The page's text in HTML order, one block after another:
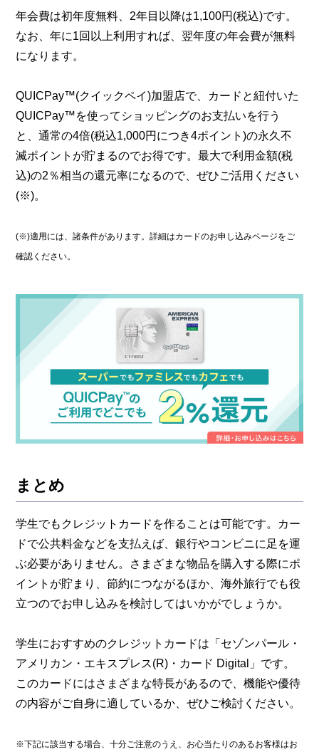
年会費は初年度無料、2年目以降は1,100円(税込)です。
なお、年に1回以上利用すれば、翌年度の年会費が無料
になります。
QUICPay™(クイックペイ)加盟店で、カードと紐付いた
QUICPay™を使ってショッピングのお支払いを行う
と、通常の4倍(税込1,000円につき4ポイント)の永久不
滅ポイントが貯まるのでお得です。最大で利用金額(税
込)の2％相当の還元率になるので、ぜひご活用ください
(※)。
(※)適用には、諸条件があります。詳細はカードのお申し込みページをご
確認ください。
まとめ
学生でもクレジットカードを作ることは可能です。カー
ドで公共料金などを支払えば、銀行やコンビニに足を運
ぶ必要がありません。さまざまな物品を購入する際にポ
イントが貯まり、節約につながるほか、海外旅行でも役
立つのでお申し込みを検討してはいかがでしょうか。
学生におすすめのクレジットカードは「セゾンパール・
アメリカン・エキスプレス(R)・カード Digital」です。
このカードにはさまざまな特長があるので、機能や優待
の内容がご自身に適しているか、ぜひご検討ください。
※下記に該当する場合、十分ご注意のうえ、お心当たりのあるお客様はお